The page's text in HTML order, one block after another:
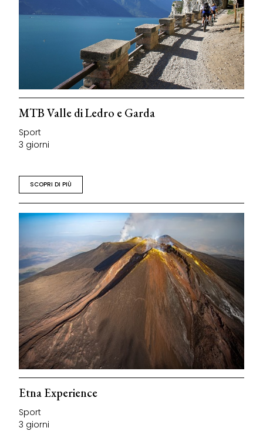
MTB Valle di Ledro e Garda
Sport
3 giorni
SCOPRI DI PIÙ
Etna Experience
Sport
3 giorni